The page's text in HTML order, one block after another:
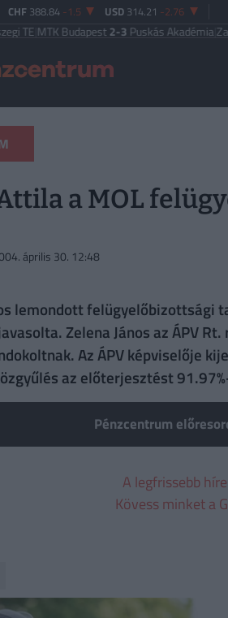
CHF 388.84 -1.5 USD 314.21 -2.76
Budapest 2-3Puskás Akadémia|
a MOL
április 30. 12:48
lemondott felügyelőbizottsági
Zelena János az ÁPV
Az ÁPV képviselője
az előterjesztést
Pénzcentrum
A legfrissebb
Kövess minket a